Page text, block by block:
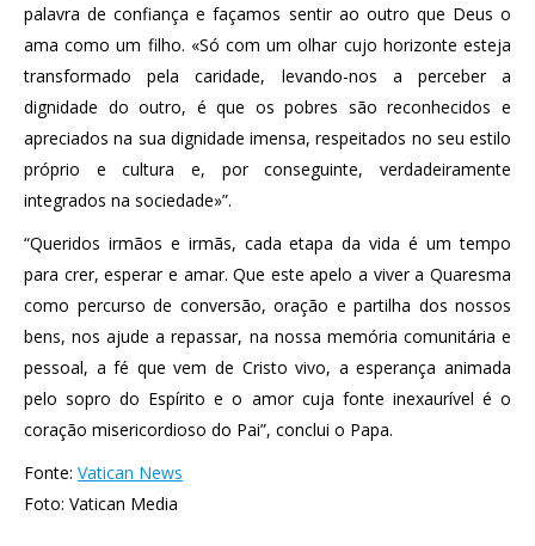
palavra de confiança e façamos sentir ao outro que Deus o
ama como um filho. «Só com um olhar cujo horizonte esteja
transformado pela caridade, levando-nos a perceber a
dignidade do outro, é que os pobres são reconhecidos e
apreciados na sua dignidade imensa, respeitados no seu estilo
próprio e cultura e, por conseguinte, verdadeiramente
integrados na sociedade»”.
“Queridos irmãos e irmãs, cada etapa da vida é um tempo
para crer, esperar e amar. Que este apelo a viver a Quaresma
como percurso de conversão, oração e partilha dos nossos
bens, nos ajude a repassar, na nossa memória comunitária e
pessoal, a fé que vem de Cristo vivo, a esperança animada
pelo sopro do Espírito e o amor cuja fonte inexaurível é o
coração misericordioso do Pai”, conclui o Papa.
Fonte: Vatican News
Foto: Vatican Media